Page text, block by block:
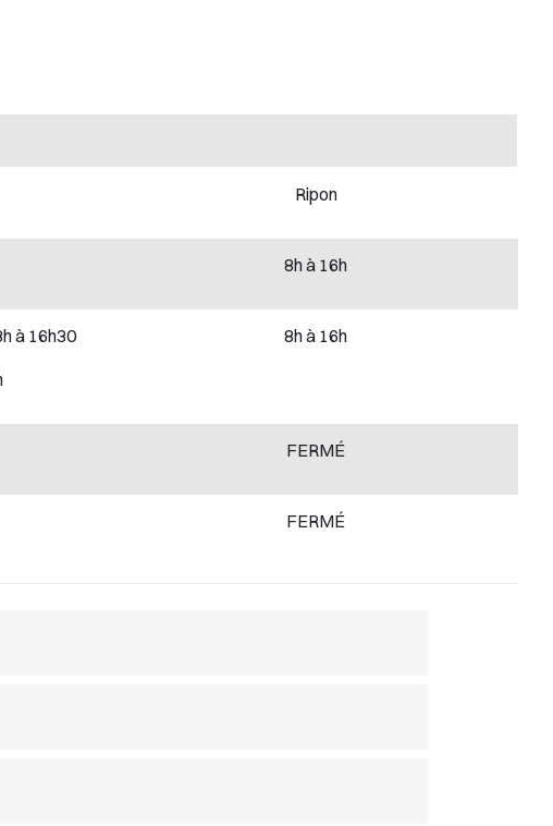
Ripon
8h à 16h
à 16h30
8h à 16h
FERMÉ
FERMÉ